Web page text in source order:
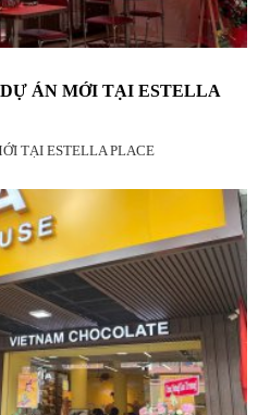
ÁN MỚI TẠI ESTELLA
TẠI ESTELLA PLACE